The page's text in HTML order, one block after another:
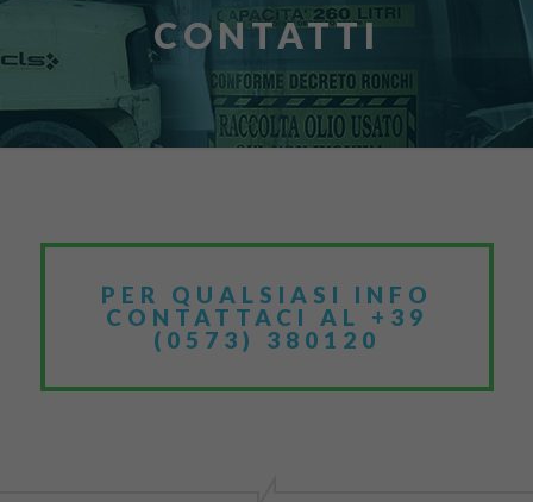
CONTATTI
PER QUALSIASI INFO
CONTATTACI AL +39
(0573) 380120